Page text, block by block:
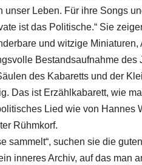
unser Leben. Für ihre Songs
ist das Politische.“ Sie
und witzige
Bestandsaufnahme des
des Kabaretts und der
Das ist Erzählkabarett, wie
Lied wie von Hannes
Rühmkorf.
sammelt“, suchen sie die
inneres Archiv, auf das man